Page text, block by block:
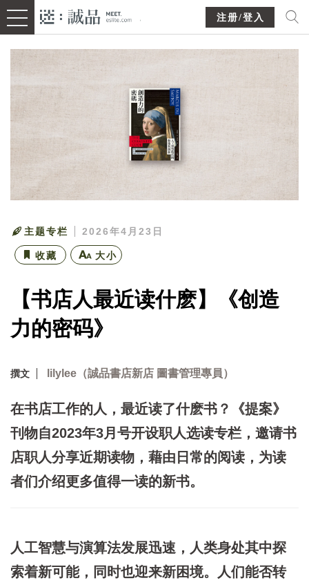
注册/登入
主题专栏 2026年4月23日
收藏 大小
【书店人最近读什麽】《创造
力的密码》
撰文 lilylee（誠品書店新店 圖書管理專員）
在书店工作的人，最近读了什麽书？《提案》
刊物自2023年3月号开设职人选读专栏，邀请书
店职人分享近期读物，藉由日常的阅读，为读
者们介绍更多值得一读的新书。
人工智慧与演算法发展迅速，人类身处其中探
索着新可能，同时也迎来新困境。人们能否转